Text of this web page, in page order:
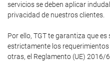
servicios se deben aplicar
privacidad de nuestros clientes.
Por ello, TGT te garantiza que
estrictamente los
otras, el Reglamento (UE) 2016/